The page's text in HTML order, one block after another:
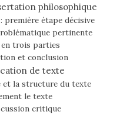
philosophique
première étape décisive
pertinente
trois parties
et conclusion
de texte
et la structure du texte
le texte
critique